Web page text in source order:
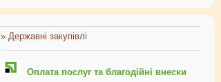
» Державні закупівлі
Оплата послуг та благодійні внески